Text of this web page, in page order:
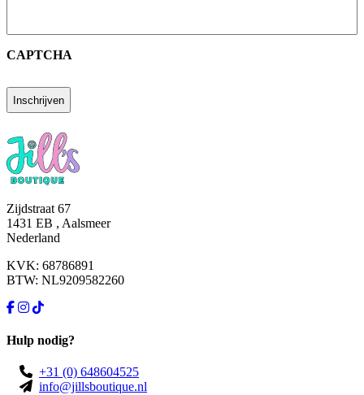
CAPTCHA
Zijdstraat 67
1431 EB , Aalsmeer
Nederland
KVK: 68786891
BTW: NL9209582260
Hulp nodig?
+31 (0) 648604525
info@jillsboutique.nl